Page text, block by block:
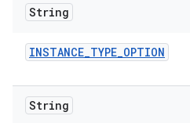
String
INSTANCE_TYPE_OPTION
String